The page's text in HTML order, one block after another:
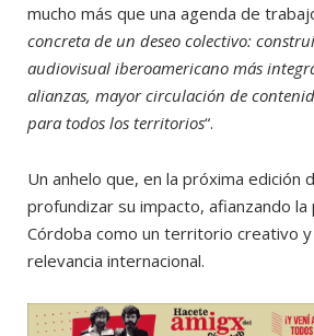
mucho más que una agenda de
concreta de un deseo colectivo:
audiovisual iberoamericano más
alianzas, mayor circulación de
para todos los territorios“.
Un anhelo que, en la próxima edición
profundizar su impacto, afianzando la
Córdoba como un territorio creativo
relevancia internacional.